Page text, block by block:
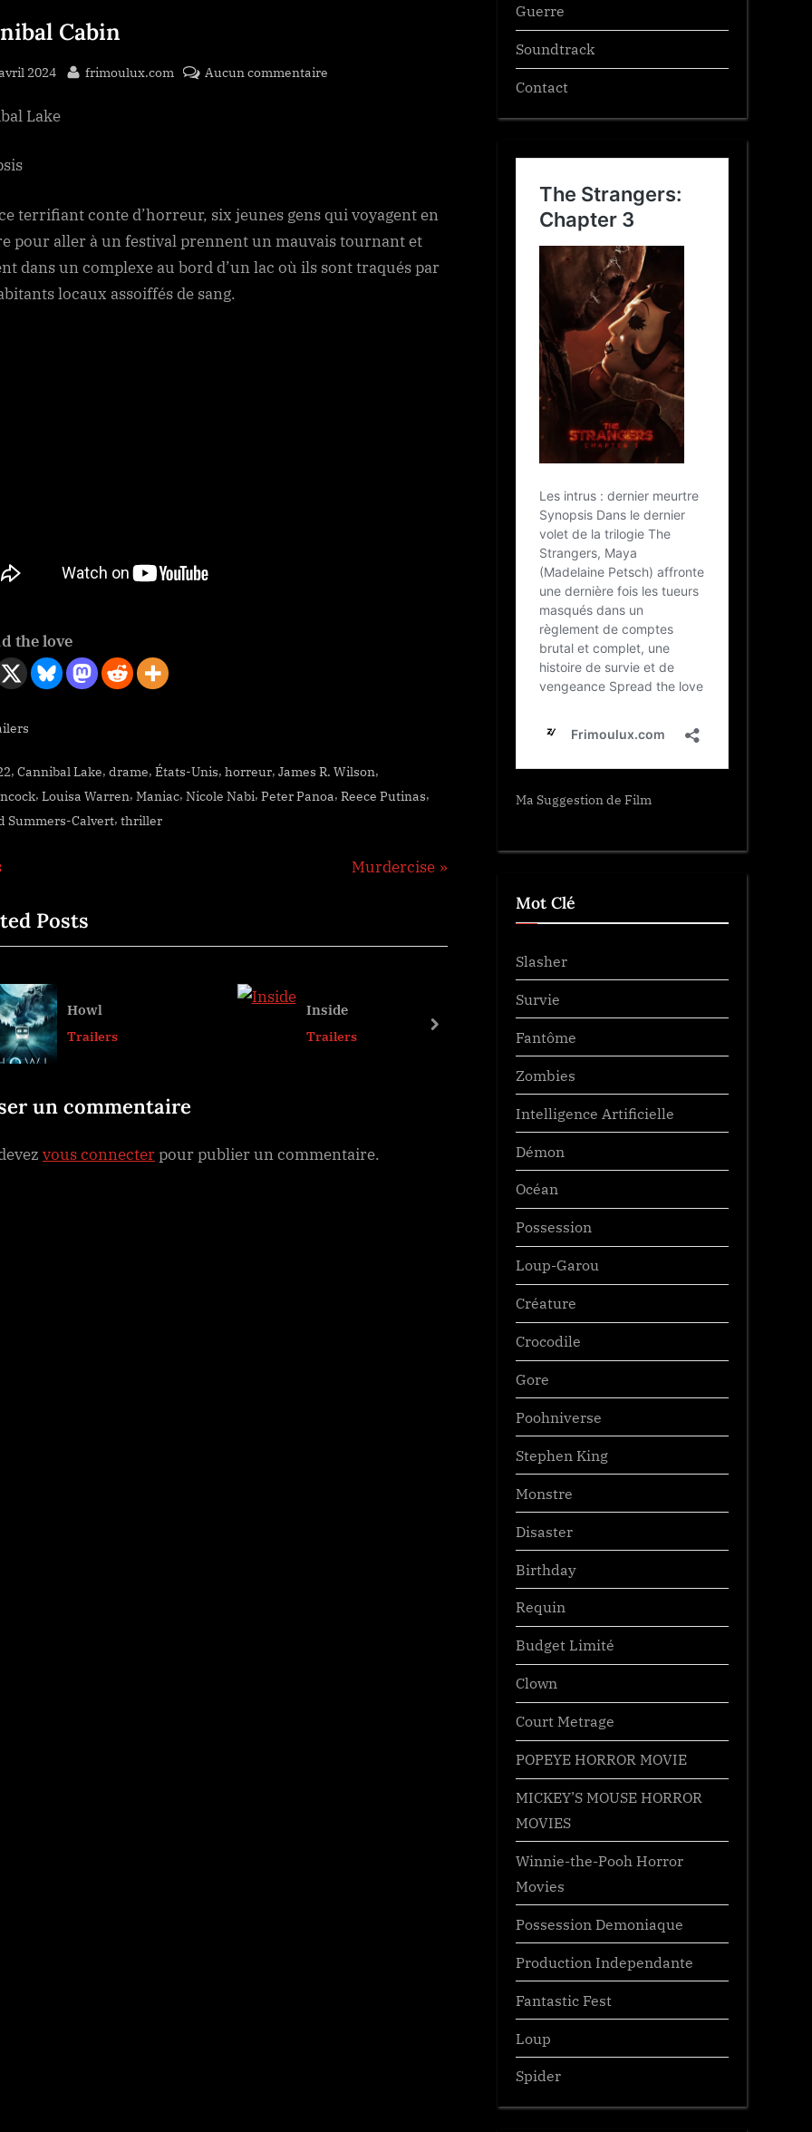
Cabin
2024 By
frimoulux.com Aucun commentaire
Lake
terrifiant conte d’horreur, six jeunes gens qui voyagent en
pour aller à un festival prennent un mauvais tournant et
dans un complexe au bord d’un lac où ils sont traqués par
locaux assoiffés de sang.
the love
, Cannibal Lake, drame, États-Unis, horreur, James R. Wilson,
, Louisa Warren, Maniac, Nicole Nabi, Peter Panoa, Reece Putinas,
Summers-Calvert, thriller
N
t
Murdercise
Posts
Howl
Trailers
Inside
Trailers
Disclosure Day
Nouveautés
Prochainement
next
un commentaire
vous connecterpour publier un commentaire.
Guerre
Soundtrack
Contact
Ma Suggestion de Film
Mot Clé
Slasher
Survie
Fantôme
Zombies
Intelligence Artificielle
Démon
Océan
Possession
Loup-Garou
Créature
Crocodile
Gore
Poohniverse
Stephen King
Monstre
Disaster
Birthday
Requin
Budget Limité
Clown
Court Metrage
POPEYE HORROR MOVIE
MICKEY’S MOUSE HORROR
MOVIES
Winnie-the-Pooh Horror
Movies
Possession Demoniaque
Production Independante
Fantastic Fest
Loup
Spider